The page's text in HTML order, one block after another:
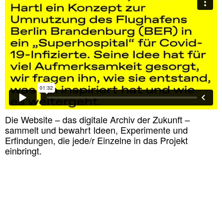
Die Website – das digitaleArchiv der Zukunft–
sammelt und bewahrt Ideen, Experimente und
Erfindungen, die jede/r Einzelne in das Projekt
einbringt.